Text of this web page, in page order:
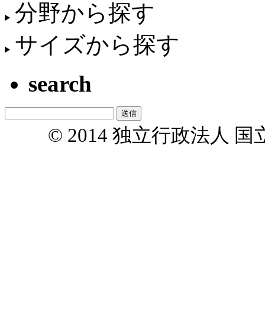
分野から探す
サイズから探す
search
© 2014 独立行政法人 国